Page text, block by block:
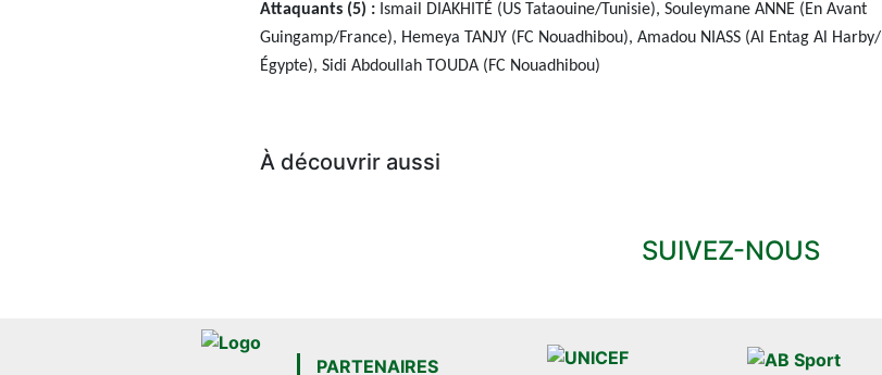
Attaquants (5) : Ismail DIAKHITÉ (US Tataouine/Tunisie), Souleymane ANNE (En Avant
Guingamp/France), Hemeya TANJY (FC Nouadhibou), Amadou NIASS (Al Entag Al Harby/
Égypte), Sidi Abdoullah TOUDA (FC Nouadhibou)
À découvrir aussi
SUIVEZ-NOUS
PARTENAIRES